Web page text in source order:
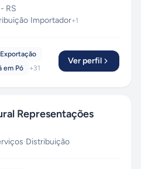
- RS
·Importador+1
em Pó +31
Ver perfil
Representações
·Distribuição